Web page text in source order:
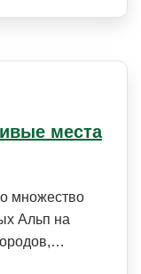
места
множество
Альп на